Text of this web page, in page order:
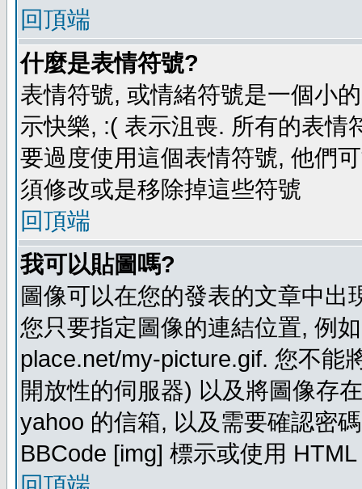
回頂端
什麼是表情符號?
表情符號, 或情緒符號是一個小
示快樂, :( 表示沮喪. 所有的表情
要過度使用這個表情符號, 他們
須修改或是移除掉這些符號
回頂端
我可以貼圖嗎?
圖像可以在您的發表的文章中
您只要指定圖像的連結位置, 例
place.net/my-picture.gif. 您不能
開放性的伺服器) 以及將圖像存
yahoo 的信箱, 以及需要確認密
BBCode [img] 標示或使用